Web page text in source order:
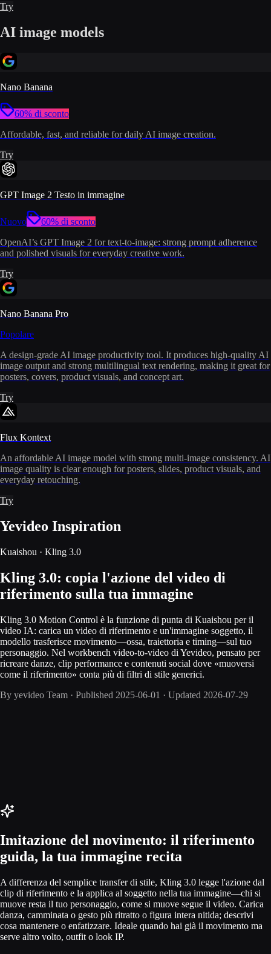
Try
AI image models
Nano Banana
60% di sconto
Affordable, fast, and reliable for daily AI image creation.
Try
GPT Image 2 Testo in immagine
Nuovo
60% di sconto
OpenAI’s GPT Image 2 for text-to-image: strong prompt adherence
and polished visuals for everyday creative work.
Try
Nano Banana Pro
Popolare
A design-grade AI image productivity tool. It produces high-quality AI
image output and strong multilingual text rendering, making it great for
posters, covers, product visuals, and concept art.
Try
Flux Kontext
An affordable AI image model with strong multi-image consistency. AI
image quality is clear enough for posters, slides, product visuals, and
everyday retouching.
Try
Yevideo Inspiration
Kuaishou · Kling 3.0
Kling 3.0: copia l'azione del video di
riferimento sulla tua immagine
Kling 3.0 Motion Control è la funzione di punta di Kuaishou per il
video IA: carica un video di riferimento e un'immagine soggetto, il
modello trasferisce movimento—ossa, traiettoria e timing—sul tuo
personaggio. Nel workbench video-to-video di Yevideo, pensato per
ricreare danze, clip performance e contenuti social dove «muoversi
come il riferimento» conta più di filtri di stile generici.
By yevideo Team · Published 2025-06-01 · Updated 2026-07-29
Imitazione del movimento: il riferimento
guida, la tua immagine recita
A differenza del semplice transfer di stile, Kling 3.0 legge l'azione dal
clip di riferimento e la applica al soggetto nella tua immagine—chi si
muove resta il tuo personaggio, come si muove segue il video. Carica
danza, camminata o gesto più ritratto o figura intera nitida; descrivi
cosa mantenere o enfatizzare. Ideale quando hai già il movimento ma
serve altro volto, outfit o look IP.